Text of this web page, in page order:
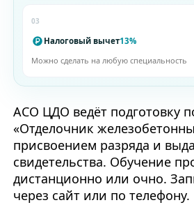
03
Налоговый вычет13%
Можно сделать на любую специальность
АСО ЦДО ведёт подготовку
«Отделочник
присвоением разряда и
свидетельства. Обучение
дистанционно или очно.
через сайт или по телефону.